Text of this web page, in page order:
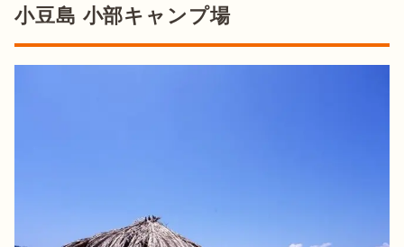
小豆島 小部キャンプ場